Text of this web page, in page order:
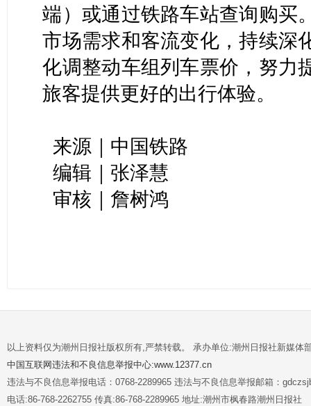
端）或通过铁路车站查询购买
市场需求和客流变化，持续深
化调整动车组列车票价，努力
旅客提供更好的出行体验。
来源｜中国铁路
编辑｜张泽慧
审核｜詹树鸿
以上资料仅为潮州日报社版权所有,严禁转载。 承办单位:潮州日报社新媒体
中国互联网违法和不良信息举报中心:www.12377.cn
违法与不良信息举报电话：0768-2289965 违法与不良信息举报邮箱：
电话:86-768-2262755 传真:86-768-2289965 地址:潮州市枫春路潮州日报社